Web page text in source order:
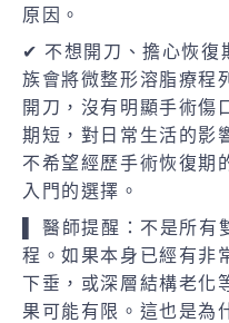
原因。
✔ 不想開刀、擔心恢復
族會將微整形溶脂療程
開刀，沒有明顯手術傷
期短，對日常生活的影
不希望經歷手術恢復期
入門的選擇。
▌ 醫師提醒：不是所
程。如果本身已經有非
下垂，或深層結構老化
果可能有限。這也是為